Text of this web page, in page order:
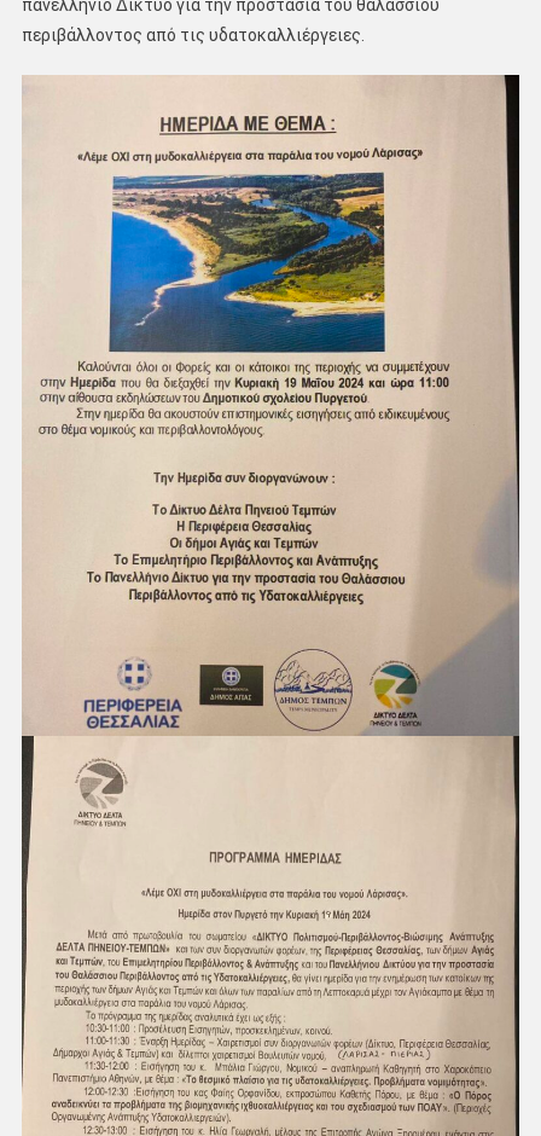
πανελλήνιο Δίκτυο για την προστασία του θαλάσσιου
περιβάλλοντος από τις υδατοκαλλιέργειες.